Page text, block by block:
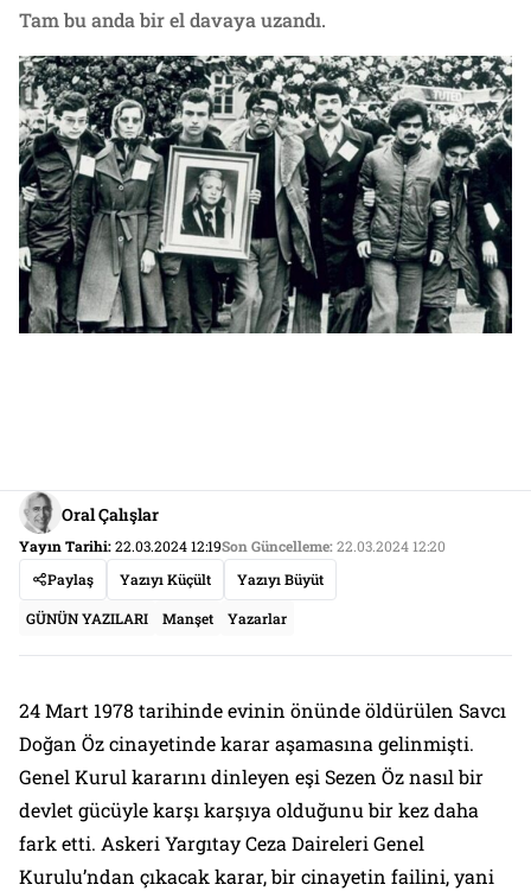
Tam bu anda bir el davaya uzandı.
Oral Çalışlar
Yayın Tarihi:22.03.2024 12:19Son Güncelleme:22.03.2024 12:20
Paylaş
Yazıyı Küçült Yazıyı Büyüt
GÜNÜN YAZILARI Manşet Yazarlar
24 Mart 1978 tarihinde evinin önünde öldürülen Savcı
Doğan Öz cinayetinde karar aşamasına gelinmişti.
Genel Kurul kararını dinleyen eşi Sezen Öz nasıl bir
devlet gücüyle karşı karşıya olduğunu bir kez daha
fark etti. Askeri Yargıtay Ceza Daireleri Genel
Kurulu’ndan çıkacak karar, bir cinayetin failini, yani